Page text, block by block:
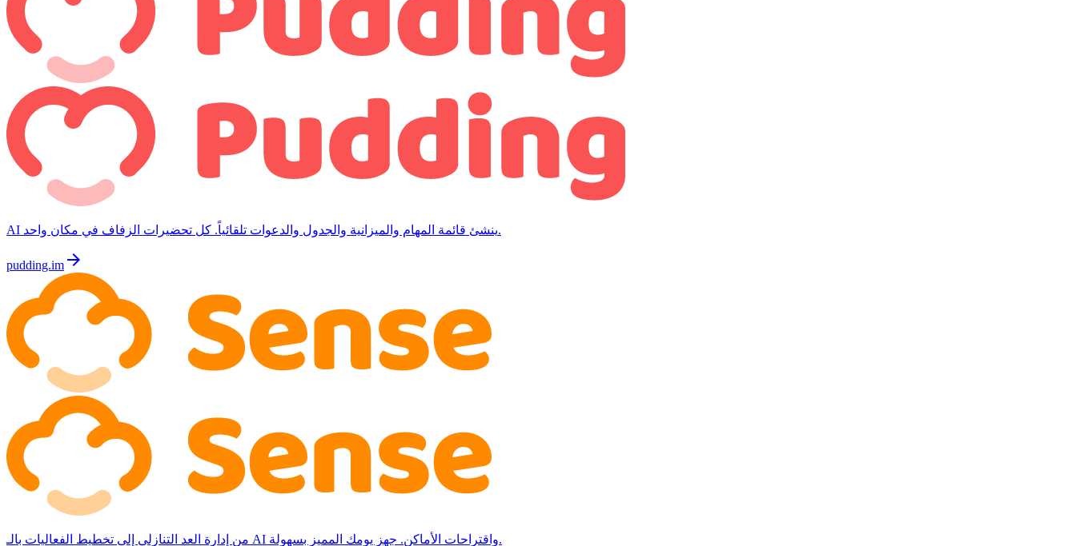
AI ينشئ قائمة المهام والميزانية والجدول والدعوات تلقائياً. كل تحضيرات الزفاف في مكان واحد.
pudding.im arrow_forward
من إدارة العد التنازلي إلى تخطيط الفعاليات بالـ AI واقتراحات الأماكن. جهز يومك المميز بسهولة.